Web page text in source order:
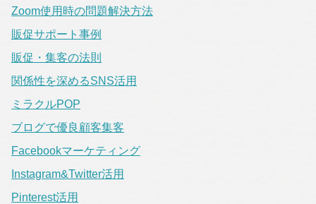
Zoom使用時の問題解決方法
販促サポート事例
販促・集客の法則
関係性を深めるSNS活用
ミラクルPOP
ブログで優良顧客集客
Facebookマーケティング
Instagram&Twitter活用
Pinterest活用